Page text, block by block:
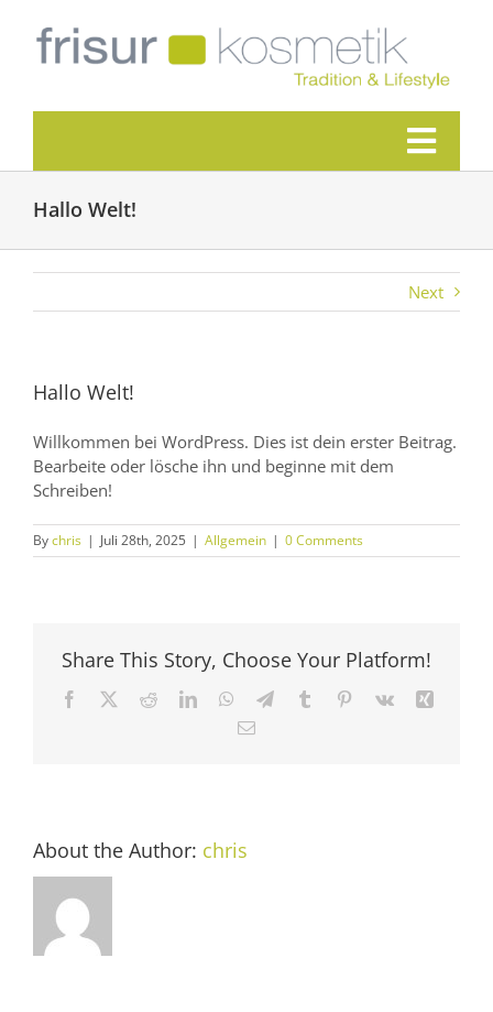
content
Über uns
Aktionen
Facebook
Hallo Welt!
Next
Hallo Welt!
Willkommen bei WordPress. Dies ist dein erster Beitrag.
Bearbeite oder lösche ihn und beginne mit dem
Schreiben!
Bychris | Juli 28th, 2025 | Allgemein | 0 Comments
Share This Story, Choose Your Platform!
Facebook RedditLinkedInWhatsApp
TelegramTumblr Pinterest
Vk
Email
About the Author: chris